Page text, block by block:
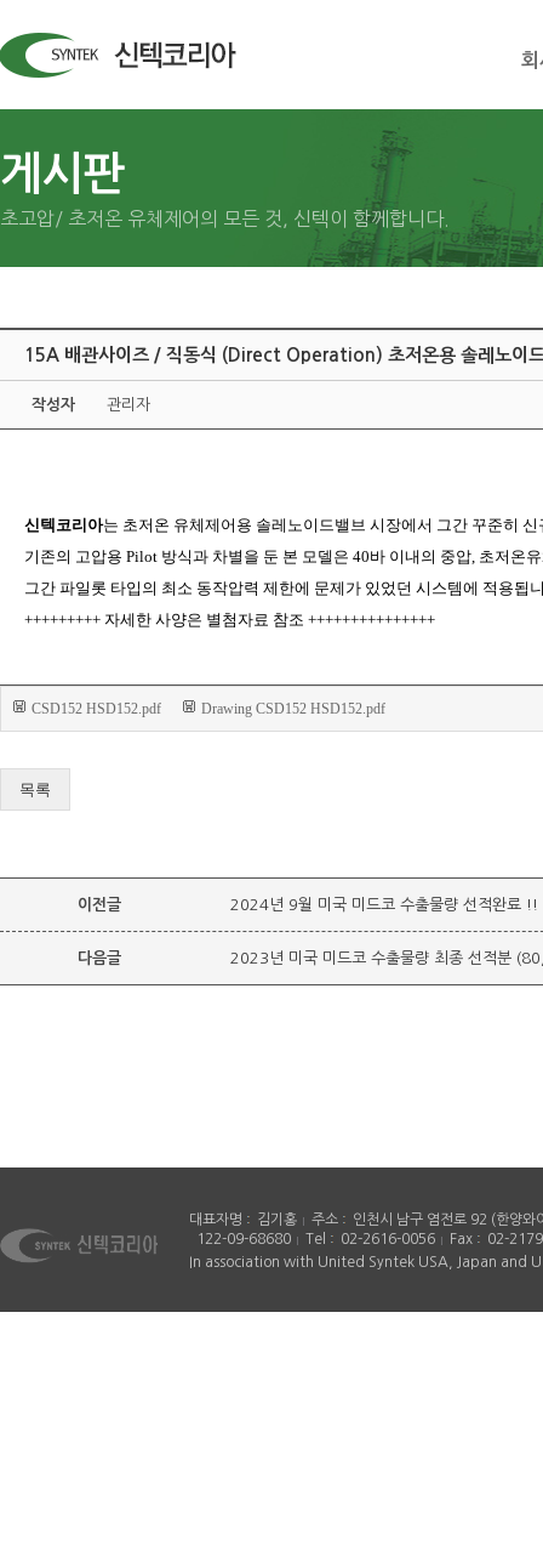
회
게시판
초고압/ 초저온 유체제어의 모든 것, 신텍이 함께합니다.
15A 배관사이즈 / 직동식 (Direct Operation) 초저온용 솔레노이
작성자 관리자
신텍코리아는 초저온 유체제어용 솔레노이드밸브 시장에서 그간 꾸준히
기존의 고압용 Pilot 방식과 차별을 둔 본 모델은 40바 이내의 중압, 초저온
그간 파일롯 타입의 최소 동작압력 제한에 문제가 있었던 시스템에 적용됩
+++++++++ 자세한 사양은 별첨자료 참조 +++++++++++++++
CSD152 HSD152.pdf Drawing CSD152 HSD152.pdf
목록
이전글 2024년 9월 미국 미드코 수출물량 선적완료 !!
다음글 2023년 미국 미드코 수출물량 최종 선적분
대표자명 김기홍 주소
인천시 남구 염전로 92 (한양와
122-09-68680
Tel 02-2616-0056 Fax
02-
In association with United Syntek USA, Japan and